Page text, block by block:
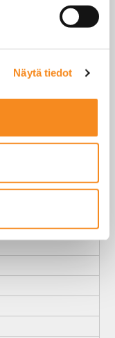
Näytä tiedot